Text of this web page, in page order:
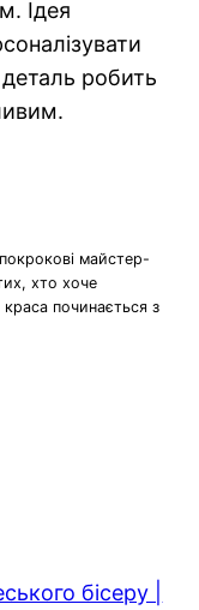
Ідея
робить
майстер-
хто хоче
починається з
бісеру |